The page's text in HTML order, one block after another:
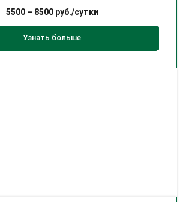
5500– 8500руб./сутки
Узнать больше